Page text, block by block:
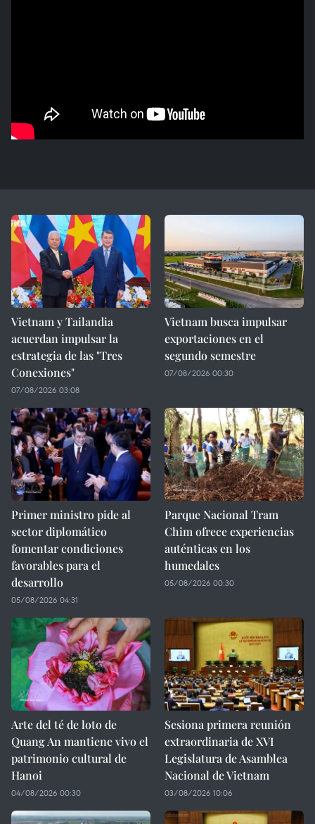
Vietnam y Tailandia
acuerdan impulsar la
estrategia de las "Tres
Conexiones"
07/08/2026 03:08
Vietnam busca impulsar
exportaciones en el
segundo semestre
07/08/2026 00:30
Primer ministro pide al
sector diplomático
fomentar condiciones
favorables para el
desarrollo
05/08/2026 04:31
Parque Nacional Tram
Chim ofrece experiencias
auténticas en los
humedales
05/08/2026 00:30
Arte del té de loto de
Quang An mantiene vivo el
patrimonio cultural de
Hanoi
04/08/2026 00:30
Sesiona primera reunión
extraordinaria de XVI
Legislatura de Asamblea
Nacional de Vietnam
03/08/2026 10:06